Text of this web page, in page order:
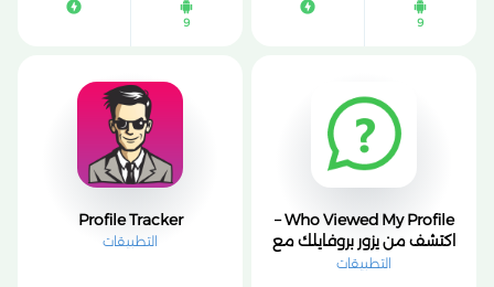
9
9
Who Viewed My Profile –
اكتشف من يزور بروفايلك مع
Wprofi بسهولة ✅التطبيقات
Profile Tracker
التطبيقات